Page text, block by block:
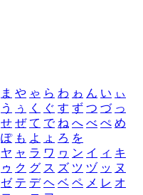
ま や ゃ ら わ ゎ ん い ぃ
う ぅ く ぐ す ず つ づ っ
せ ぜ て で ね へ べ ぺ め
ぽ も よ ょ ろ を
ヤ ャ ラ ワ ヮ ン イ ィ キ
ゥ ク グ ス ズ ツ ヅ ッ ヌ
ゼ テ デ ヘ ベ ペ メ レ オ